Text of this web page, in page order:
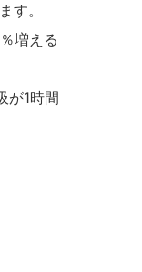
す。
増える
が1時間